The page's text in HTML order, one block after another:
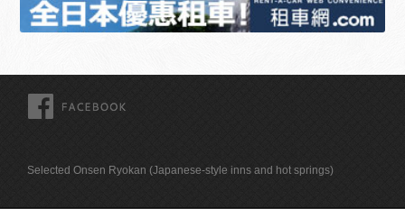
Selected Onsen Ryokan (Japanese-style inns and hot springs)